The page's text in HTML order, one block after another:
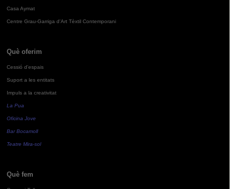
Casa Aymat
Centre Grau-Garriga d'Art Tèxtil Contemporani
Què oferim
Cessió d'espais
Suport a les entitats
Impuls a la creativitat
La Pua
Oficina Jove
Bar Bocamoll
Teatre Mira-sol
Què fem